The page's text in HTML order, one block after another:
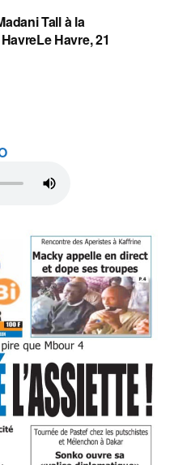
Tall à la
Havre, 21